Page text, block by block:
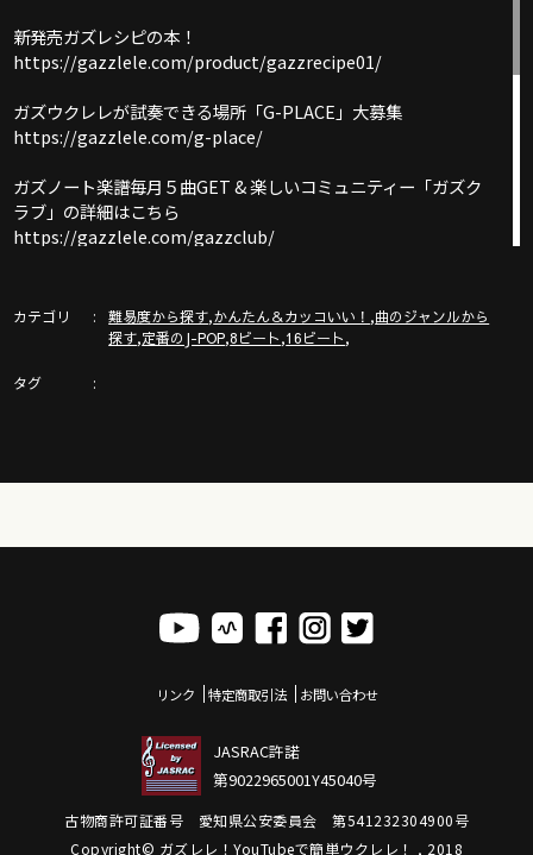
新発売ガズレシピの本！
https://gazzlele.com/product/gazzrecipe01/
ガズウクレレが試奏できる場所「G-PLACE」大募集
https://gazzlele.com/g-place/
ガズノート楽譜毎月５曲GET & 楽しいコミュニティー「ガズク
ラブ」の詳細はこちら
https://gazzlele.com/gazzclub/
ズレレ大学」の詳細はこちら
https://www.youtube.com/channel/
ガズ使用中のウクレレ詳細！
https://gazzlele.com/beginner/
ガズレレのアプリ「ガズレシピ」
https://gazzlele.com/gazzrecipe/
カテゴリ 難易度から探す,かんたん＆カッコいい！ ,曲のジャンルから
探す,定番のJ-POP,8ビート,16ビート,
タグ
リンク 特定商取引法 お問い合わせ
JASRAC許諾
第9022965001Y45040号
古物商許可証番号 愛知県公安委員会 第541232304900号
Copyright© ガズレレ！YouTubeで簡単ウクレレ！ , 2018